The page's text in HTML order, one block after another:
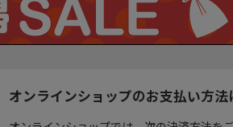
オンラインショップのお支払い方法